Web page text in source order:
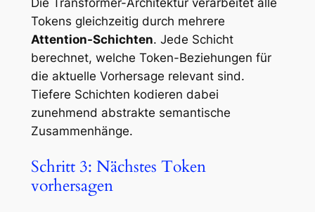
Die Transformer-Architektur verarbeitet alle
Tokens gleichzeitig durch mehrere
Attention-Schichten. Jede Schicht
berechnet, welche Token-Beziehungen für
die aktuelle Vorhersage relevant sind.
Tiefere Schichten kodieren dabei
zunehmend abstrakte semantische
Zusammenhänge.
Schritt 3: Nächstes Token
vorhersagen